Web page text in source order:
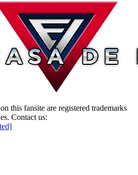
this fansite are registered trademarks
Contact us: